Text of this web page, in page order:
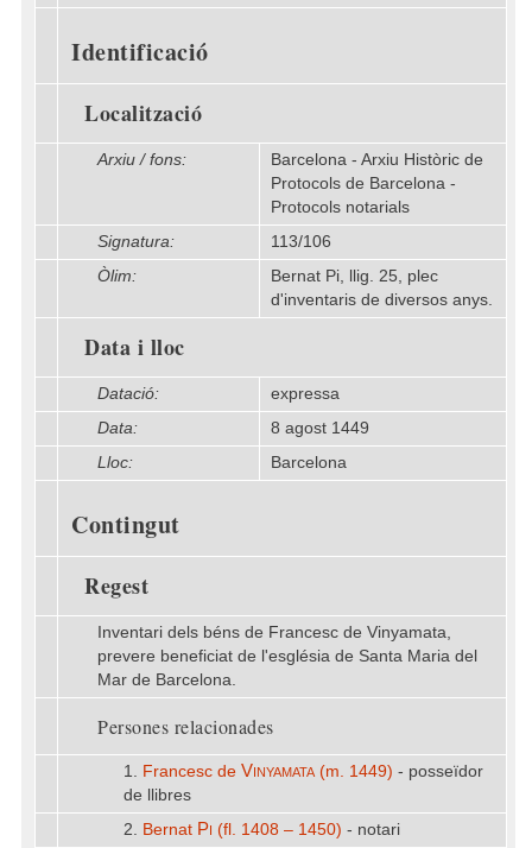
Identificació
Localització
Arxiu / fons:
Barcelona - Arxiu Històric de
Protocols de Barcelona -
Protocols notarials
Signatura:
113/106
Òlim:
Bernat Pi, llig. 25, plec
d'inventaris de diversos anys.
Data i lloc
Datació:
expressa
Data:
8 agost 1449
Lloc:
Barcelona
Contingut
Regest
Inventari dels béns de Francesc de Vinyamata,
prevere beneficiat de l'església de Santa Maria del
Mar de Barcelona.
Persones relacionades
1. Francesc de Vinyamata(m. 1449) - posseïdor
de llibres
2. Bernat Pi (fl. 1408 – 1450) - notari